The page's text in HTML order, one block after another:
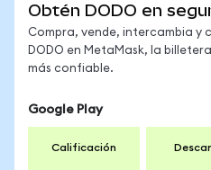
Obtén DODO en
Compra, vende, intercambia y
DODO en MetaMask, la
más confiable.
Google Play
Calificación